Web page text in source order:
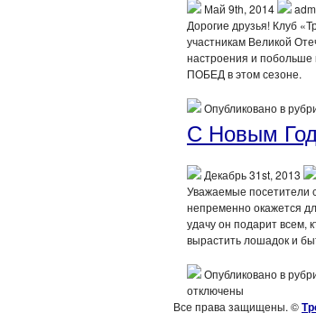
Май 9th, 2014
Дорогие друзья! Клуб
участникам Великой
настроения и
ПОБЕД в этом сезоне.
Опубликовано в
С Новым
Декабрь 31st, 2013
Уважаемые посетители
непременно окажется
удачу он подарит всем,
вырастить лошадок и
Опубликовано в
отключены
Все права защищены. ©